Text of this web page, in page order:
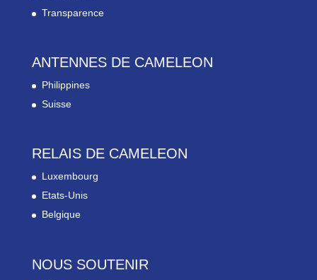
Transparence
ANTENNES DE CAMELEON
Philippines
Suisse
RELAIS DE CAMELEON
Luxembourg
Etats-Unis
Belgique
NOUS SOUTENIR